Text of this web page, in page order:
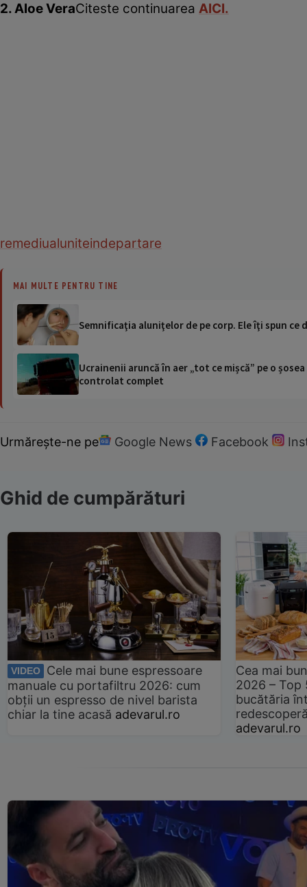
2. Aloe VeraCiteste continuarea AICI.
remediualuniteindepartare
MAI MULTE PENTRU TINE
Semnificaţia aluniţelor de pe corp. Ele îţi spun ce
Ucrainenii aruncă în aer „tot ce mișcă” pe o
controlat complet
Urmărește-ne pe Google News Facebook
Ghid de cumpărături
VIDEO
Cele mai bune espressoare
manuale cu portafiltru 2026: cum
obții un espresso de nivel barista
chiar la tine acasă adevarul.ro
Cea mai
2026 –
bucătăria
adevarul.ro